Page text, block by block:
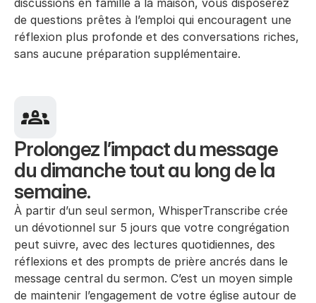
discussions en famille à la maison, vous disposerez
de questions prêtes à l’emploi qui encouragent une
réflexion plus profonde et des conversations riches,
sans aucune préparation supplémentaire.
Prolongez l’impact du message
du dimanche tout au long de la
semaine.
À partir d’un seul sermon, WhisperTranscribe crée
un dévotionnel sur 5 jours que votre congrégation
peut suivre, avec des lectures quotidiennes, des
réflexions et des prompts de prière ancrés dans le
message central du sermon. C’est un moyen simple
de maintenir l’engagement de votre église autour de